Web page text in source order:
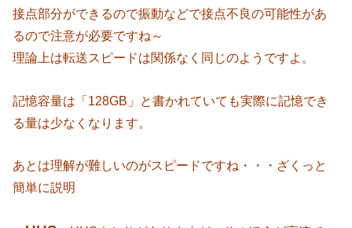
接点部分ができるので振動などで接点不良の可能性があ
るので注意が必要ですね～
理論上は転送スピードは関係なく同じのようですよ。
記憶容量は「128GB」と書かれていても実際に記憶でき
る量は少なくなります。
あとは理解が難しいのがスピードですね・・・ざくっと
簡単に説明